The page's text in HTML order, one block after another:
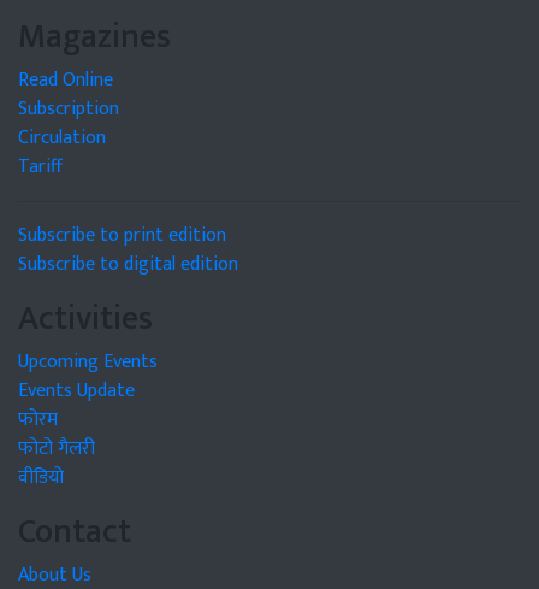
Magazines
Read Online
Subscription
Circulation
Tariff
Subscribe to print edition
Subscribe to digital edition
Activities
Upcoming Events
Events Update
फोरम
फोटो गैलरी
वीडियो
Contact
About Us